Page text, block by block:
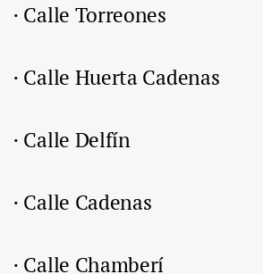
· Calle Torreones
· Calle Huerta Cadenas
· Calle Delfín
· Calle Cadenas
· Calle Chamberí